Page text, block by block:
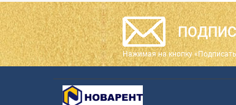
Нажимая на кнопку